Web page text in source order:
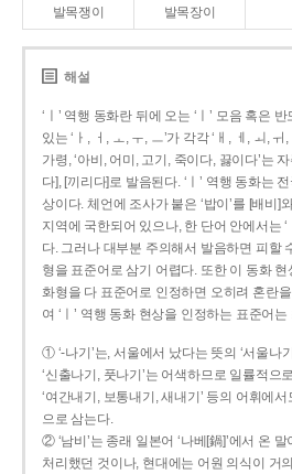
발목쟁이 발목장이
해설
‘ㅣ’ 역행 동화란 뒤에 오는 ‘ㅣ’ 모음 혹은 반
있는 ‘ㅏ, ㅓ, ㅗ, ㅜ, ㅡ’가 각각 ‘ㅐ, ㅔ, ㅚ,
가령, ‘아비, 어미, 고기, 죽이다, 끓이다’는
다], [끼리다]로 발음된다. ‘ㅣ’ 역행 동화는
상이다. 체언에 조사가 붙은 ‘밥이’를 [배비]
지역에 국한되어 있으나, 한 단어 안에서는
다. 그러나 대부분 주의해서 발음하면 피할
형을 표준어로 삼기 어렵다. 또한 이 동화
화형을 다 표준어로 인정하면 오히려 혼란
여 ‘ㅣ’ 역행 동화 현상을 인정하는 표준어
① ‘-나기’는, 서울에서 났다는 뜻의 ‘서울나
‘신출나기, 풋나기’는 어색하므로 일률적으
‘여간내기, 보통내기, 새내기’ 등의 어휘에서
으로 삼는다.
② ‘남비’는 종래 일본어 ‘나베[鍋]’에서 온
처리했던 것이나, 현대에는 어원 의식이 거